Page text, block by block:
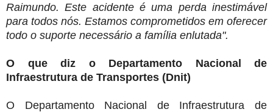
Raimundo. Este acidente é uma perda inestimável
para todos nós. Estamos comprometidos em oferecer
todo o suporte necessário a família enlutada".
O que diz o Departamento Nacional de
Infraestrutura de Transportes (Dnit)
O Departamento Nacional de Infraestrutura de